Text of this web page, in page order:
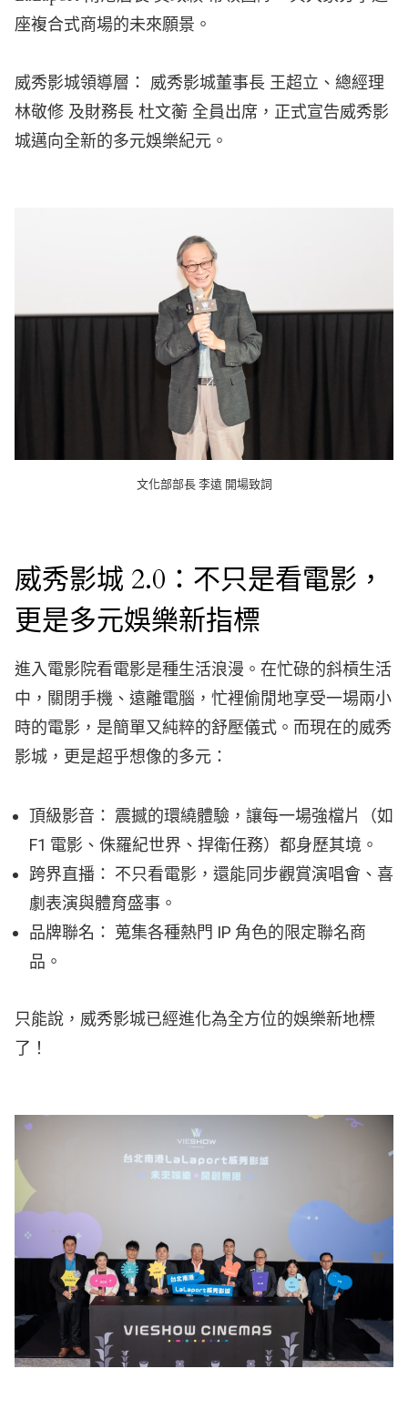
座複合式商場的未來願景。
威秀影城領導層： 威秀影城董事長 王超立、總經理
林敬修 及財務長 杜文蘅 全員出席，正式宣告威秀影
城邁向全新的多元娛樂紀元。
文化部部長 李遠 開場致詞
威秀影城 2.0：不只是看電影，
更是多元娛樂新指標
進入電影院看電影是種生活浪漫。在忙碌的斜槓生活
中，關閉手機、遠離電腦，忙裡偷閒地享受一場兩小
時的電影，是簡單又純粹的舒壓儀式。而現在的威秀
影城，更是超乎想像的多元：
頂級影音： 震撼的環繞體驗，讓每一場強檔片（如
F1 電影、侏羅紀世界、捍衛任務）都身歷其境。
跨界直播： 不只看電影，還能同步觀賞演唱會、喜
劇表演與體育盛事。
品牌聯名： 蒐集各種熱門 IP 角色的限定聯名商
品。
只能說，威秀影城已經進化為全方位的娛樂新地標
了！